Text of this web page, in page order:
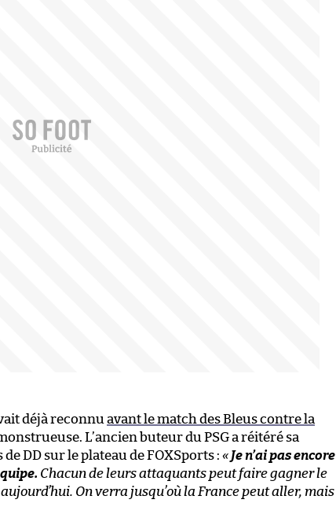
déjà reconnu avant le match des Bleus contre la
L’ancien buteur du PSG a réitéré sa
DD sur le plateau de FOXSports : « Je n’ai pas encore
Chacun de leurs attaquants peut faire gagner le
On verra jusqu’où la France peut aller, mais